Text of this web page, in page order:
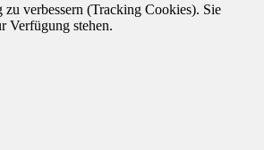
verbessern (Tracking Cookies). Sie
Verfügung stehen.